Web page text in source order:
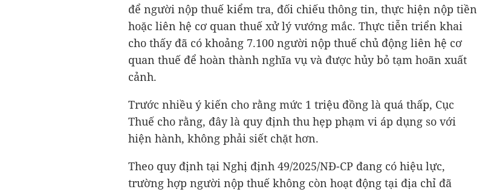
để người nộp thuế kiểm tra, đối chiếu thông tin, thực hiện nộp tiền
hoặc liên hệ cơ quan thuế xử lý vướng mắc. Thực tiễn triển khai
cho thấy đã có khoảng 7.100 người nộp thuế chủ động liên hệ cơ
quan thuế để hoàn thành nghĩa vụ và được hủy bỏ tạm hoãn xuất
cảnh.
Trước nhiều ý kiến cho rằng mức 1 triệu đồng là quá thấp, Cục
Thuế cho rằng, đây là quy định thu hẹp phạm vi áp dụng so với
hiện hành, không phải siết chặt hơn.
Theo quy định tại Nghị định 49/2025/NĐ-CP đang có hiệu lực,
trường hợp người nộp thuế không còn hoạt động tại địa chỉ đã